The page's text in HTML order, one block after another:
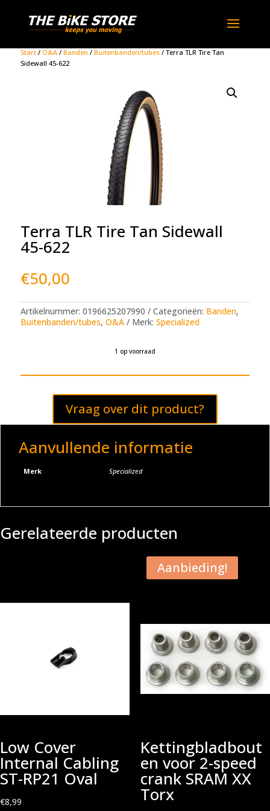
Start/ O&A/ Banden / Buitenbanden/tubes/ Terra TLR Tire Tan
Sidewall 45-622
Terra TLR Tire Tan Sidewall
45-622
€50,00
Artikelnummer: 0196625207990 Categorieën: Banden,
Buitenbanden/tubes, O&A Merk: Specialized
1 op voorraad
e
r
n
a
i
e
Vraag over dit product?
Aanvullende informatie
Merk Specialized
Gerelateerde producten
Low Cover
Internal Cabling
ST-RP21 Oval
€8,99
Aanbieding!
Kettingbladbout
en voor 2-speed
crank SRAM XX
Torx